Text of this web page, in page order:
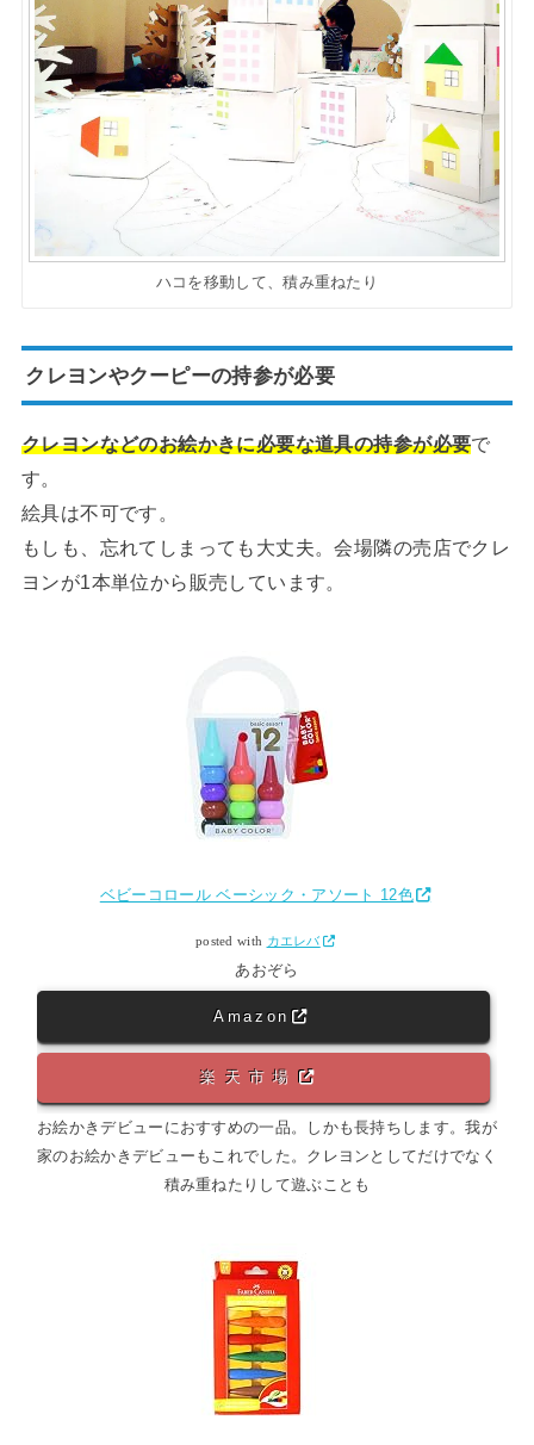
ハコを移動して、積み重ねたり
クレヨンやクーピーの持参が必要
クレヨンなどのお絵かきに必要な道具の持参が必要で
す。
絵具は不可です。
もしも、忘れてしまっても大丈夫。会場隣の売店でクレ
ヨンが1本単位から販売しています。
ベビーコロール ベーシック・アソート 12色
posted with カエレバ
あおぞら
Amazon
楽天市場
お絵かきデビューにおすすめの一品。しかも長持ちします。我が
家のお絵かきデビューもこれでした。クレヨンとしてだけでなく
積み重ねたりして遊ぶことも